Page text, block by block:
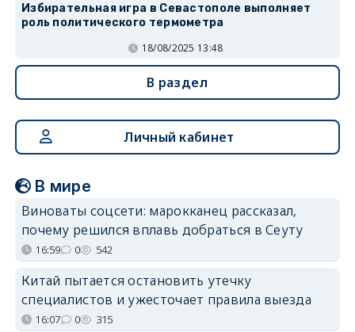
Избирательная игра в Севастополе выполняет
роль политического термометра
18/08/2025 13:48
В раздел
Личный кабинет
В мире
Виноваты соцсети: марокканец рассказал,
почему решился вплавь добраться в Сеуту
16:59 0 542
Китай пытается остановить утечку
специалистов и ужесточает правила выезда
16:07 0 315